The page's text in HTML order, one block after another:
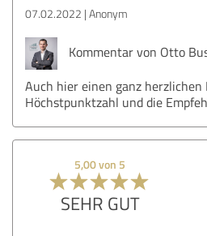
07.02.2022 Anonym
Kommentar von Otto
Auch hier einen ganz herzlichen
Höchstpunktzahl und die
5,00 von 5
SEHR GUT